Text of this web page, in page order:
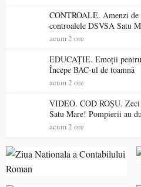
CONTROALE. Amenzi de
controalele DSVSA Satu
sancționate pentru nereguli
acum 2 ore
EDUCAȚIE. Emoții
Începe BAC-ul de toamnă
acum 2 ore
VIDEO. COD ROȘU. Zeci de hectare mistuite de flăcări în
Satu Mare! Pompierii au
pentru a salva o pădure de
acum 2 ore